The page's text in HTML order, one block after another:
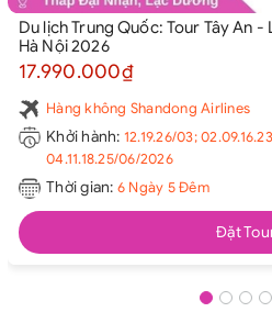
Du lịch Trung Quốc: Tour Tây An
Hà Nội 2026
17.990.000₫
Hàng không Shandong Airlines
Khởi hành: 12.19.26/03;
04.11.18.25/06/2026
Thời gian: 6 Ngày 5 Đêm
Đặt